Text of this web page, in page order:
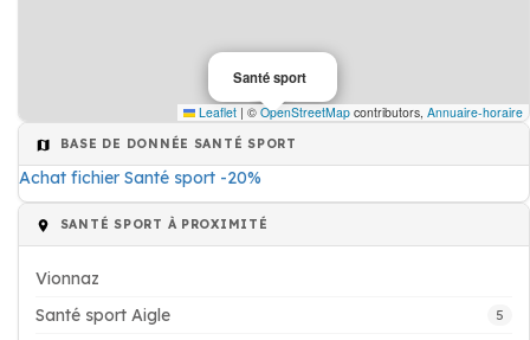
Santé sport
Leaflet | © OpenStreetMap contributors, Annuaire-horaire
BASE DE DONNÉE SANTÉ SPORT
Achat fichier Santé sport -20%
SANTÉ SPORT À PROXIMITÉ
Vionnaz
Santé sport Aigle
5